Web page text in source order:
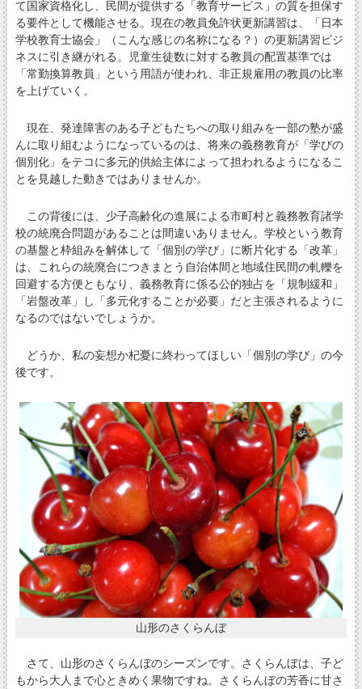
て国家資格化し、民間が提供する「教育サービス」の質を担保す
る要件として機能させる。現在の教員免許状更新講習は、「日本
学校教育士協会」（こんな感じの名称になる？）の更新講習ビジ
ネスに引き継がれる。児童生徒数に対する教員の配置基準では
「常勤換算教員」という用語が使われ、非正規雇用の教員の比率
を上げていく。
現在、発達障害のある子どもたちへの取り組みを一部の塾が盛
んに取り組むようになっているのは、将来の義務教育が「学びの
個別化」をテコに多元的供給主体によって担われるようになるこ
とを見越した動きではありませんか。
この背後には、少子高齢化の進展による市町村と義務教育諸学
校の統廃合問題があることは間違いありません。学校という教育
の基盤と枠組みを解体して「個別の学び」に断片化する「改革」
は、これらの統廃合につきまとう自治体間と地域住民間の軋轢を
回避する方便ともなり、義務教育に係る公的独占を「規制緩和」
「岩盤改革」し「多元化することが必要」だと主張されるように
なるのではないでしょうか。
どうか、私の妄想か杞憂に終わってほしい「個別の学び」の今
後です。
山形のさくらんぼ
さて、山形のさくらんぼのシーズンです。さくらんぼは、子ど
もから大人まで心ときめく果物ですね。さくらんぼの芳香に甘さ